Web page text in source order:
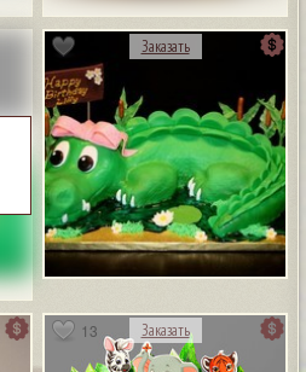
Заказать
13 Заказать